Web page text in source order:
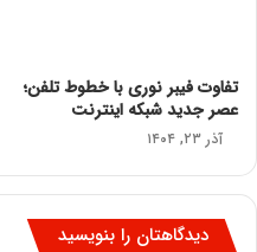
تفاوت فیبر نوری با خطوط تلفن؛
عصر جدید شبکه اینترنت
آذر ۲۳, ۱۴۰۴
دیدگاهتان را بنویسید